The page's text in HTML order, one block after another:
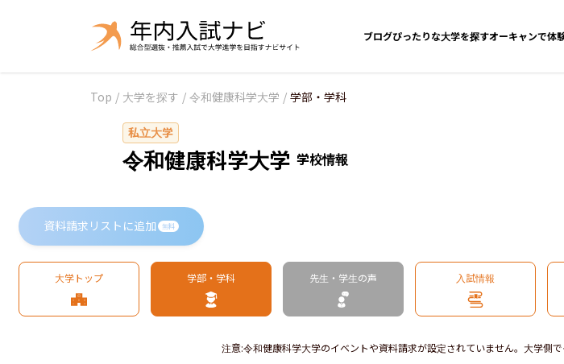
ブログぴったりな大学を探すオーキャンで体
Top / 大学を探す / 令和健康科学大学 / 学部・学科
私立大学
令和健康科学大学 学校情報
資料請求リストに追加 無料
大学トップ 学部・学科 先生・学生の声 入試情報
注意:令和健康科学大学のイベントや資料請求が設定されていません。大学側